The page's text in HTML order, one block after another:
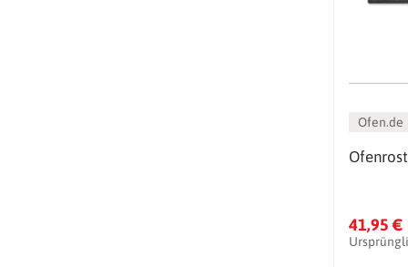
Ofen.de
41,95 €